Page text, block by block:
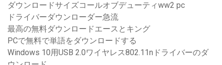
ダウンロードサイズコールオブデューティww2 pc
ドライバーダウンローダー急流
最高の無料ダウンロードエースとキング
PCで無料で単語をダウンロードする
Windows 10用USB 2.0ワイヤレス802.11nドライバーのダ